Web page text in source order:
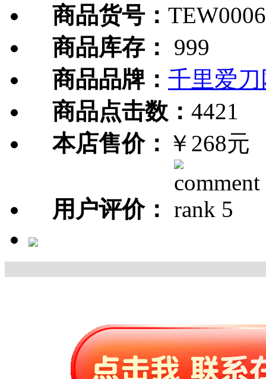
商品货号：
商品库存：
999
商品品牌： 千里爱刀
商品点击数： 4421
本店售价： ￥268元
用户评价：